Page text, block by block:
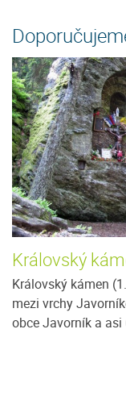
Královský
Královský kámen
mezi vrchy
obce Javorník a